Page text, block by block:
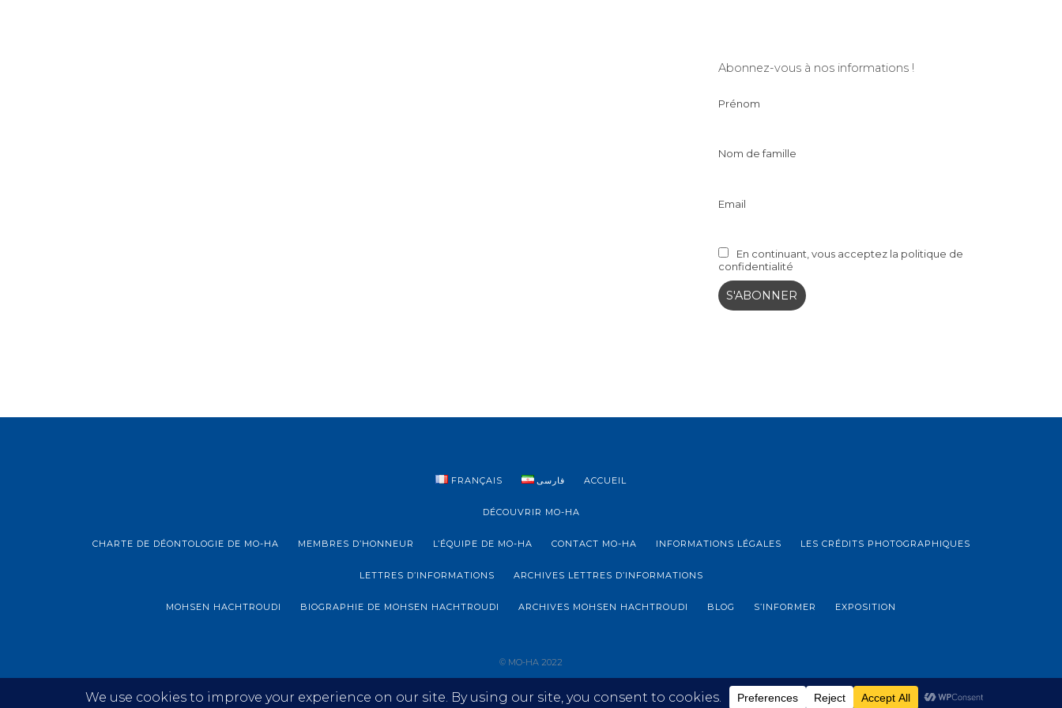
Abonnez-vous à nos informations !
Prénom
Nom de famille
Email
En continuant, vous acceptez la politique de
confidentialité
FRANÇAIS فارسی ACCUEIL
DÉCOUVRIR MO-HA
CHARTE DE DÉONTOLOGIE DE MO-HA MEMBRES D’HONNEUR L’ÉQUIPE DE MO-HA CONTACT MO-HA INFORMATIONS LÉGALES LES CRÉDITS PHOTOGRAPHIQUES
LETTRES D’INFORMATIONS ARCHIVES LETTRES D’INFORMATIONS
MOHSEN HACHTROUDI BIOGRAPHIE DE MOHSEN HACHTROUDI ARCHIVES MOHSEN HACHTROUDI BLOG S’INFORMER EXPOSITION
© MO-HA 2022